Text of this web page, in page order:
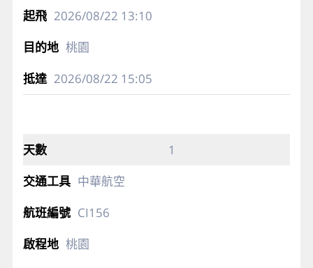
2026/08/22 13:10
桃園
2026/08/22 15:05
1
中華航空
CI156
桃園